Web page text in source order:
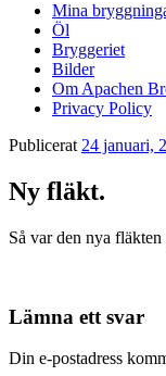
Mina
Öl
Bryggeriet
Bilder
Om Apachen
Privacy Policy
Publicerat 24 januari,
Ny fläkt.
Så var den nya fläkten
Lämna ett svar
Din e-postadress